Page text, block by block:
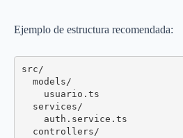
Ejemplo de estructura recomendada:
src/
  models/
    usuario.ts
  services/
    auth.service.ts
  controllers/